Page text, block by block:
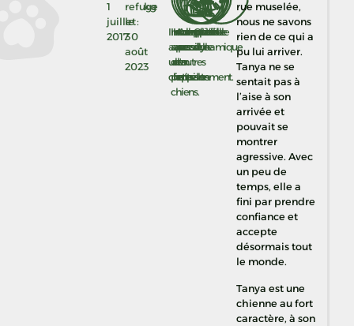
1
juillet
2017
refuge
le :
30
août
2023
kg
Incompatible
avec
un
chat.
Incompatible
avec
des
petits
chiens.
Incompatible
avec
d'autres
femelles.
Adoption
possible
en
appartement.
Adoption
possible
en
maison.
Chien
dynamique
rue muselée,
nous ne savons
rien de ce qui a
pu lui arriver.
Tanya ne se
sentait pas à
l’aise à son
arrivée et
pouvait se
montrer
agressive. Avec
un peu de
temps, elle a
fini par prendre
confiance et
accepte
désormais tout
le monde.
Tanya est une
chienne au fort
caractère, à son